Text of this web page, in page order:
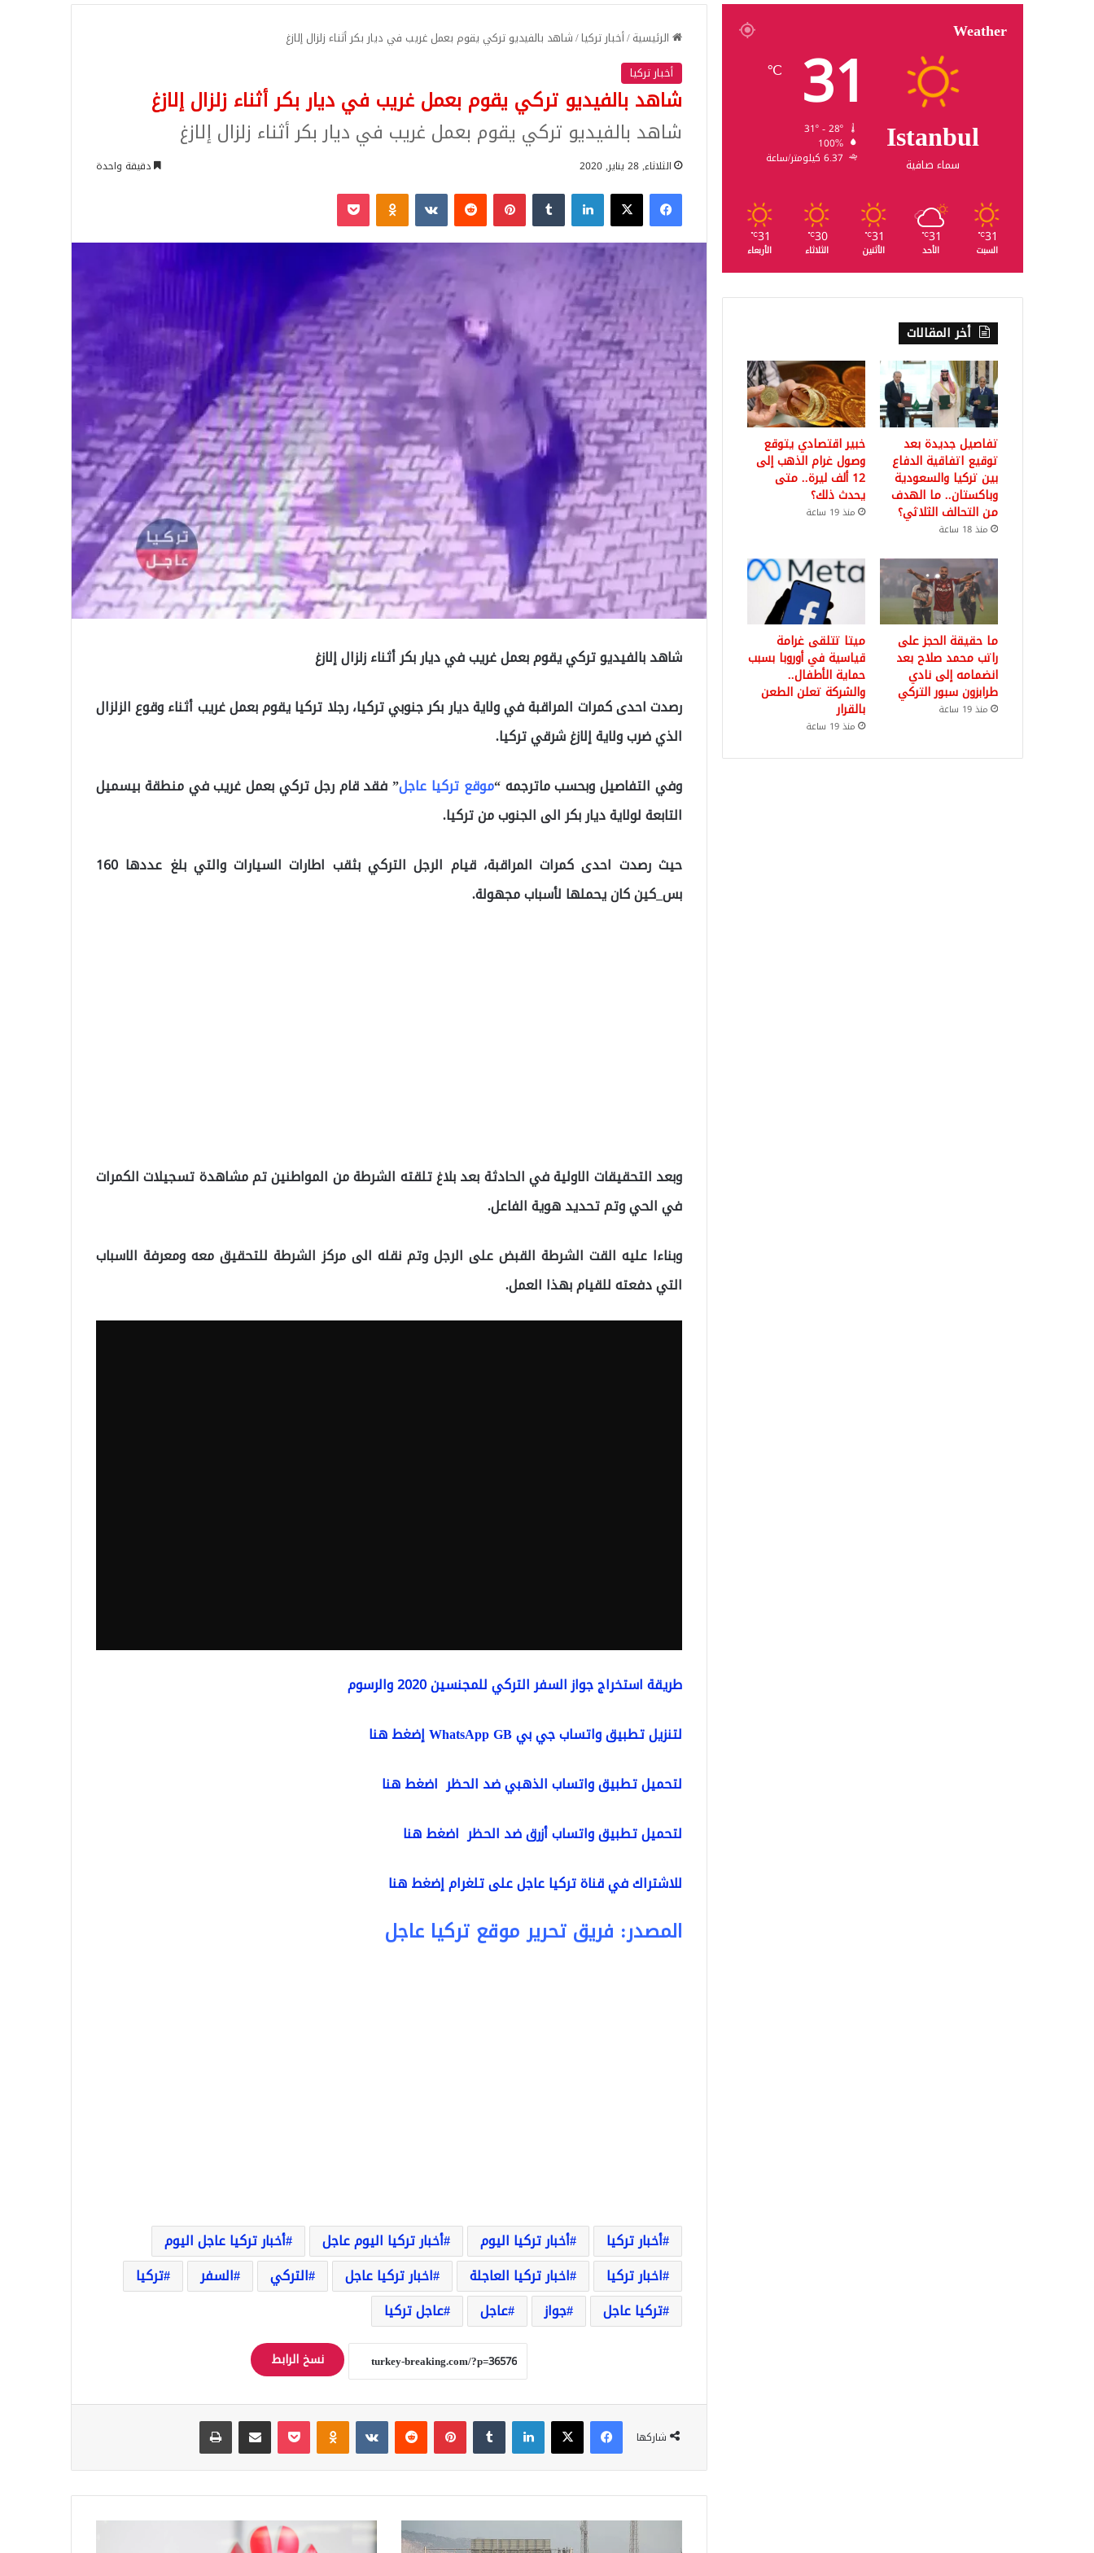
الرئيسية/أخبار تركيا/شاهد بالفيديو تركي يقوم بعمل غريب في ديار بكر أثناء زلزال إلازغ
أخبار تركيا
شاهد بالفيديو تركي يقوم بعمل غريب في ديار بكر أثناء زلزال إلازغ
شاهد بالفيديو تركي يقوم بعمل غريب في ديار بكر أثناء زلزال إلازغ
الثلاثاء, 28 يناير, 2020 دقيقة واحدة
فيسبوك‫X لينكدإن بينتيريست Odnoklassniki
‫Pocket
شاهد بالفيديو تركي يقوم بعمل غريب في ديار بكر أثناء زلزال إلازغ
رصدت احدى كمرات المراقبة في ولاية ديار بكر جنوبي تركيا، رجلا تركيا يقوم بعمل غريب أثناء وقوع الزلزال
الذي ضرب ولاية إلازغ شرقي تركيا.
وفي التفاصيل وبحسب ماترجمه “موقع تركيا عاجل” فقد قام رجل تركي بعمل غريب في منطقة بيسميل
التابعة لولاية ديار بكر الى الجنوب من تركيا.
حيث رصدت احدى كمرات المراقبة، قيام الرجل التركي بثقب اطارات السيارات والتي بلغ عددها 160
بس_كين كان يحملها لأسباب مجهولة.
وبعد التحقيقات الاولية في الحادثة بعد بلاغ تلقته الشرطة من المواطنين تم مشاهدة تسجيلات الكمرات
في الحي وتم تحديد هوية الفاعل.
وبناءا عليه القت الشرطة القبض على الرجل وتم نقله الى مركز الشرطة للتحقيق معه ومعرفة الاسباب
التي دفعته للقيام بهذا العمل.
طريقة استخراج جواز السفر التركي للمجنسين 2020 والرسوم
لتنزيل تطبيق واتساب جي بي WhatsApp GB إضغط هنا
لتحميل تطبيق واتساب الذهبي ضد الحظر اضغط هنا
لتحميل تطبيق واتساب أزرق ضد الحظر اضغط هنا
للاشتراك في قناة تركيا عاجل على تلغرام إضغط هنا
المصدر: فريق تحرير موقع تركيا عاجل
أخبار تركيا أخبار تركيا اليوم أخبار تركيا اليوم عاجل
أخبار تركيا عاجل اليوم
اخبار تركيا
اخبار تركيا العاجلة اخبار تركيا عاجل التركي السفر
تركيا
تركيا عاجل
جواز عاجل عاجل تركيا
نسخ الرابط
شاركها
فيسبوك‫X لينكدإن بينتيريست Odnoklassniki
‫Pocket مشاركة عبر البريد طباعة
التركي
هواوي
تُمنع
Weather
Istanbul
سماء صافية
31
℃
100%
6.37 كيلومتر/ساعة
31
℃
السبت
31
℃
الأحد
31
℃
الأثنين
30
℃
الثلاثاء
31
℃
الأربعاء
أخر المقالات
تفاصيل جديدة بعد
توقيع اتفاقية الدفاع
بين تركيا والسعودية
وباكستان.. ما الهدف
من التحالف الثلاثي؟
منذ 18 ساعة
خبير اقتصادي يتوقع
وصول غرام الذهب إلى
12 ألف ليرة.. متى
يحدث ذلك؟
منذ 19 ساعة
ما حقيقة الحجز على
راتب محمد صلاح بعد
انضمامه إلى نادي
طرابزون سبور التركي
منذ 19 ساعة
ميتا تتلقى غرامة
قياسية في أوروبا بسبب
حماية الأطفال..
والشركة تعلن الطعن
بالقرار
منذ 19 ساعة